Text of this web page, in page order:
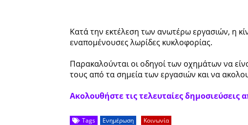
Κατά την εκτέλεση των ανωτέρω εργασιών, η
εναπομένουσες λωρίδες κυκλοφορίας.
Παρακαλούνται οι οδηγοί των οχημάτων να
τους από τα σημεία των εργασιών και να
Ακολουθήστε τις τελευταίες
Tags Ενημέρωση Κοινωνία